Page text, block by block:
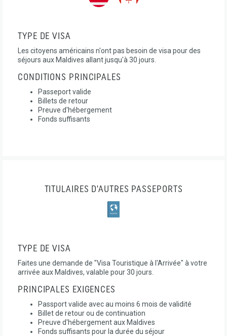
TYPE DE VISA
Les citoyens américains n'ont pas besoin de visa pour des
séjours aux Maldives allant jusqu'à 30 jours.
CONDITIONS PRINCIPALES
Passeport valide
Billets de retour
Preuve d'hébergement
Fonds suffisants
TITULAIRES D’AUTRES PASSEPORTS
TYPE DE VISA
Faites une demande de "Visa Touristique à l'Arrivée" à votre
arrivée aux Maldives, valable pour 30 jours.
PRINCIPALES EXIGENCES
Passport valide avec au moins 6 mois de validité
Billet de retour ou de continuation
Preuve d'hébergement aux Maldives
Fonds suffisants pour la durée du séjour